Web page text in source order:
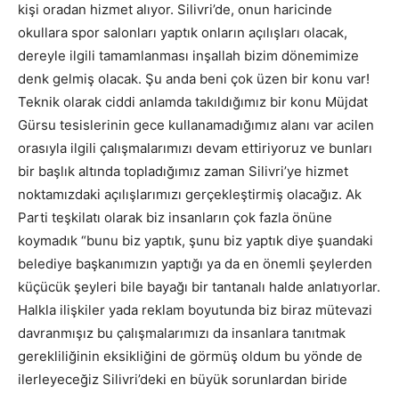
kişi oradan hizmet alıyor. Silivri’de, onun haricinde
okullara spor salonları yaptık onların açılışları olacak,
dereyle ilgili tamamlanması inşallah bizim dönemimize
denk gelmiş olacak. Şu anda beni çok üzen bir konu var!
Teknik olarak ciddi anlamda takıldığımız bir konu Müjdat
Gürsu tesislerinin gece kullanamadığımız alanı var acilen
orasıyla ilgili çalışmalarımızı devam ettiriyoruz ve bunları
bir başlık altında topladığımız zaman Silivri’ye hizmet
noktamızdaki açılışlarımızı gerçekleştirmiş olacağız. Ak
Parti teşkilatı olarak biz insanların çok fazla önüne
koymadık “bunu biz yaptık, şunu biz yaptık diye şuandaki
belediye başkanımızın yaptığı ya da en önemli şeylerden
küçücük şeyleri bile bayağı bir tantanalı halde anlatıyorlar.
Halkla ilişkiler yada reklam boyutunda biz biraz mütevazi
davranmışız bu çalışmalarımızı da insanlara tanıtmak
gerekliliğinin eksikliğini de görmüş oldum bu yönde de
ilerleyeceğiz Silivri’deki en büyük sorunlardan biride